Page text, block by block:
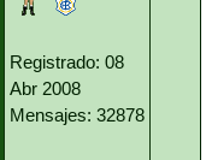
Registrado: 08
Abr 2008
Mensajes: 32878